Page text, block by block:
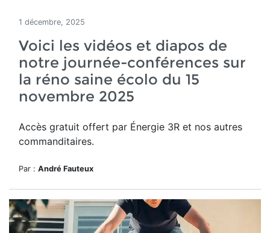
1 décembre, 2025
Voici les vidéos et diapos de
notre journée-conférences sur
la réno saine écolo du 15
novembre 2025
Accès gratuit offert par Énergie 3R et nos autres
commanditaires.
Par : André Fauteux